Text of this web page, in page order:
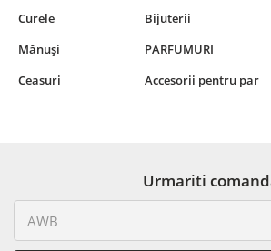
Curele
Bijuterii
Mănuși
PARFUMURI
Ceasuri
Accesorii pentru par
Urmariti